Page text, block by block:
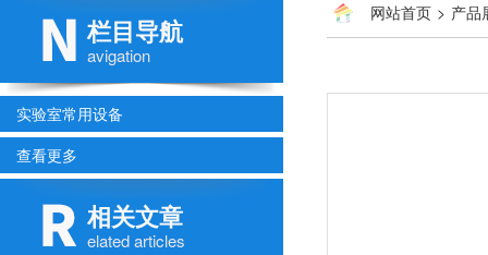
栏目导航
avigation
实验室常用设备
查看更多
相关文章
elated articles
网站首页 > 产品